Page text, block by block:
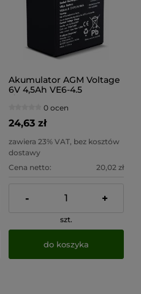
Akumulator AGM Voltage
6V 4,5Ah VE6-4.5
0 ocen
24,63 zł
zawiera 23% VAT, bez kosztów
dostawy
Cena netto:
20,02 zł
- +
szt.
do koszyka